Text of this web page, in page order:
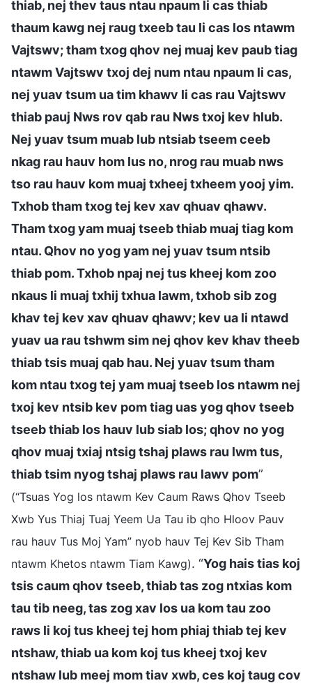
thiab, nej thev taus ntau npaum li cas thiab
thaum kawg nej raug txeeb tau li cas los ntawm
Vajtswv; tham txog qhov nej muaj kev paub tiag
ntawm Vajtswv txoj dej num ntau npaum li cas,
nej yuav tsum ua tim khawv li cas rau Vajtswv
thiab pauj Nws rov qab rau Nws txoj kev hlub.
Nej yuav tsum muab lub ntsiab tseem ceeb
nkag rau hauv hom lus no, nrog rau muab nws
tso rau hauv kom muaj txheej txheem yooj yim.
Txhob tham txog tej kev xav qhuav qhawv.
Tham txog yam muaj tseeb thiab muaj tiag kom
ntau. Qhov no yog yam nej yuav tsum ntsib
thiab pom. Txhob npaj nej tus kheej kom zoo
nkaus li muaj txhij txhua lawm, txhob sib zog
khav tej kev xav qhuav qhawv; kev ua li ntawd
yuav ua rau tshwm sim nej qhov kev khav theeb
thiab tsis muaj qab hau. Nej yuav tsum tham
kom ntau txog tej yam muaj tseeb los ntawm nej
txoj kev ntsib kev pom tiag uas yog qhov tseeb
tseeb thiab los hauv lub siab los; qhov no yog
qhov muaj txiaj ntsig tshaj plaws rau lwm tus,
thiab tsim nyog tshaj plaws rau lawv pom”
(“Tsuas Yog los ntawm Kev Caum Raws Qhov Tseeb
Xwb Yus Thiaj Tuaj Yeem Ua Tau ib qho Hloov Pauv
rau hauv Tus Moj Yam” nyob hauv Tej Kev Sib Tham
ntawm Khetos ntawm Tiam Kawg). “Yog hais tias koj
tsis caum qhov tseeb, thiab tas zog ntxias kom
tau tib neeg, tas zog xav los ua kom tau zoo
raws li koj tus kheej tej hom phiaj thiab tej kev
ntshaw, thiab ua kom koj tus kheej txoj kev
ntshaw lub meej mom tiav xwb, ces koj taug cov